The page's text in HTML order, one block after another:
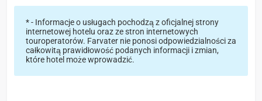
* - Informacje o usługach pochodzą z oficjalnej strony
internetowej hotelu oraz ze stron internetowych
touroperatorów. Farvater nie ponosi odpowiedzialności za
całkowitą prawidłowość podanych informacji i zmian,
które hotel może wprowadzić.